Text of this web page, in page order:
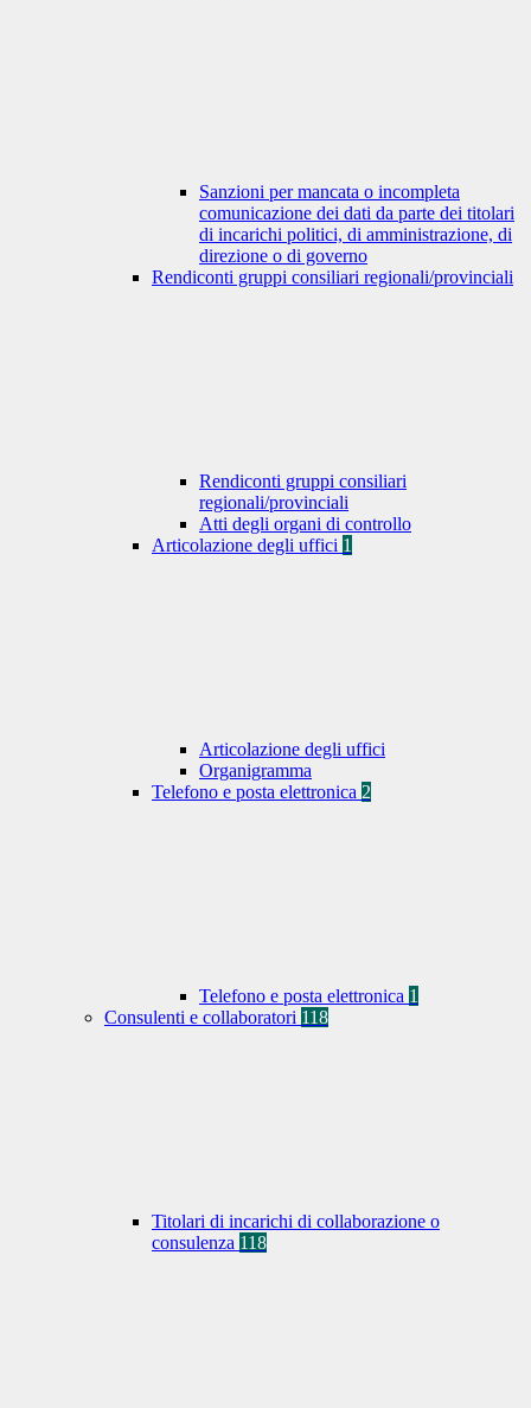
Sanzioni per mancata o incompleta
comunicazione dei dati da parte dei titolari
di incarichi politici, di amministrazione, di
direzione o di governo
Rendiconti gruppi consiliari regionali/provinciali
Rendiconti gruppi consiliari
regionali/provinciali
Atti degli organi di controllo
Articolazione degli uffici 1
Articolazione degli uffici
Organigramma
Telefono e posta elettronica 2
Telefono e posta elettronica 1
Consulenti e collaboratori 118
Titolari di incarichi di collaborazione o
consulenza 118